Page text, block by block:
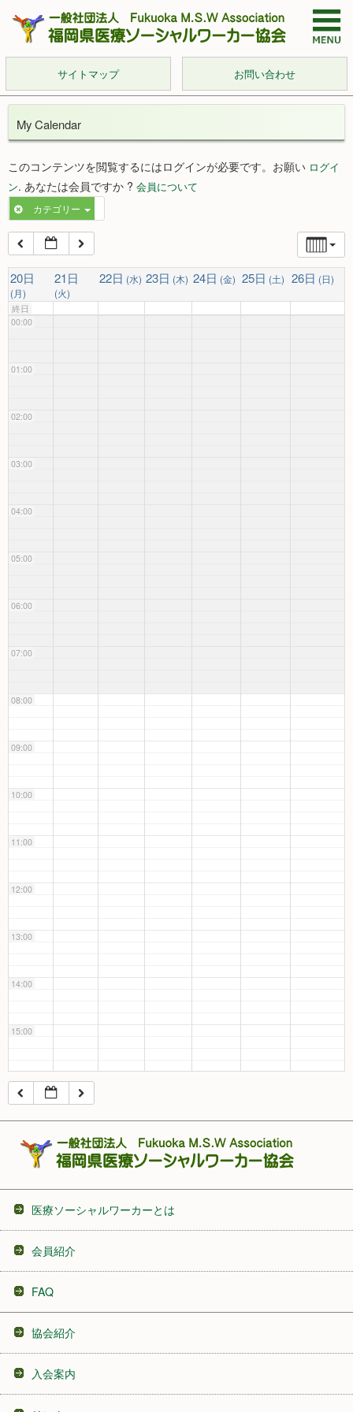
サイトマップ お問い合わせ
My Calendar
このコンテンツを閲覧するにはログインが必要です。お願い ログイ
ン. あなたは会員ですか ? 会員について
カテゴリー
20日
(月)
21日
(火)
22日 (水) 23日 (木) 24日 (金) 25日 (土) 26日 (日)
終日
00:00
01:00
02:00
03:00
04:00
05:00
06:00
07:00
08:00
09:00
10:00
11:00
12:00
13:00
14:00
15:00
16:00
21:00
23:00
医療ソーシャルワーカーとは
会員紹介
FAQ
協会紹介
入会案内